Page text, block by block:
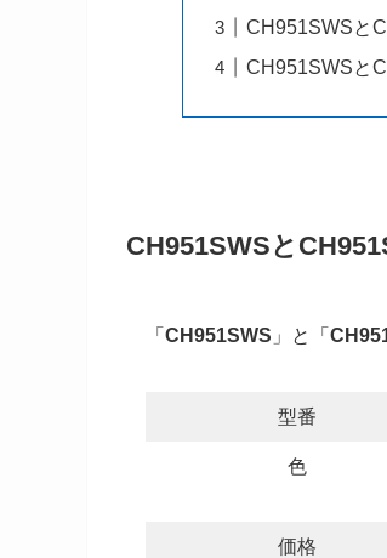
CH951SWSと
CH951SWSと
CH951SWSと
「 CH951SWS 」と「
型番
色
価格